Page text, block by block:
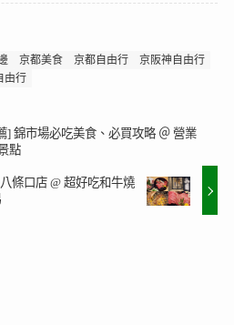
京都美食 京都自由行
京阪神自由行
由行
] 錦市場必吃美食、必買攻略 ＠ 營業
點
條口店 @ 超好吃和牛燒